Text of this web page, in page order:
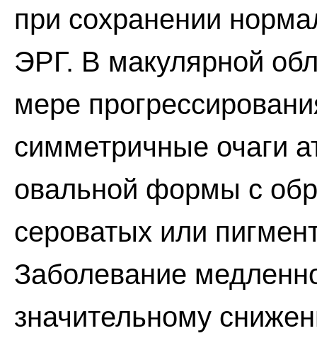
при сохранении
ЭРГ. В макулярной
мере
симметричные очаги
овальной формы с
сероватых или
Заболевание
значительному